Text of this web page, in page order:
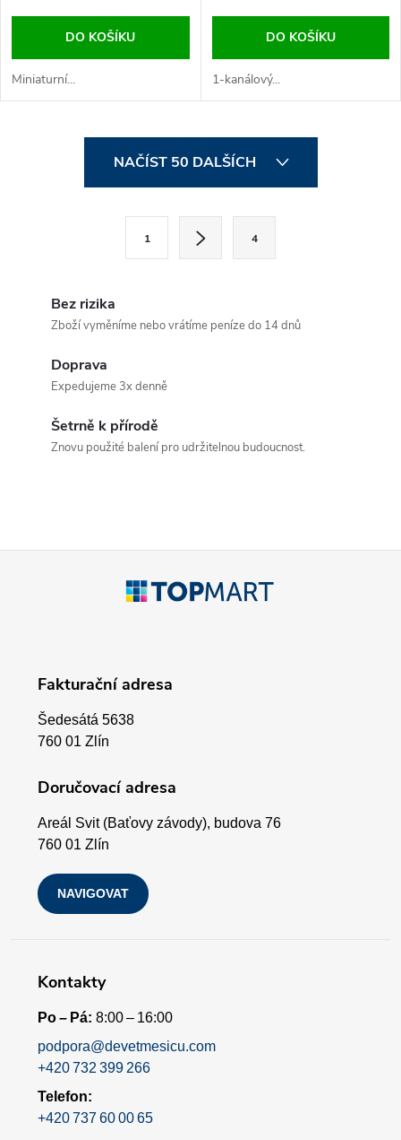
DO KOŠÍKU
Miniaturní...
DO KOŠÍKU
1-kanálový...
k
NAČÍST 50 DALŠÍCH
1 4
Bez rizika
Zboží vyměníme nebo vrátíme peníze do 14 dnů
Doprava
Expedujeme 3x denně
Šetrně k přírodě
Znovu použité balení pro udržitelnou budoucnost.
Fakturační adresa
Šedesátá 5638
760 01 Zlín
Doručovací adresa
Areál Svit (Baťovy závody), budova 76
760 01 Zlín
NAVIGOVAT
Kontakty
Po – Pá: 8:00 – 16:00
podpora@devetmesicu.com
+420 732 399 266
Telefon:
+420 737 60 00 65